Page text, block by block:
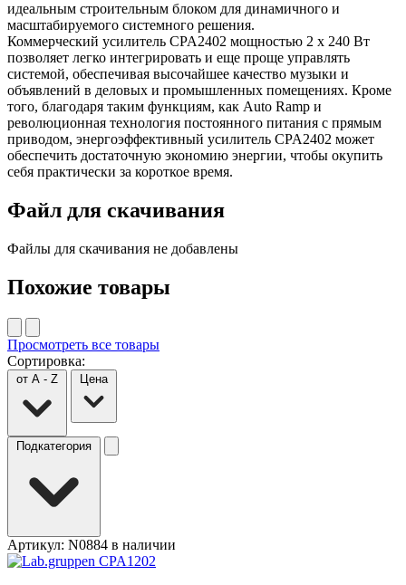
идеальным строительным блоком для динамичного и
масштабируемого системного решения.
Коммерческий усилитель CPA2402 мощностью 2 x 240 Вт
позволяет легко интегрировать и еще проще управлять
системой, обеспечивая высочайшее качество музыки и
объявлений в деловых и промышленных помещениях. Кроме
того, благодаря таким функциям, как Auto Ramp и
революционная технология постоянного питания с прямым
приводом, энергоэффективный усилитель CPA2402 может
обеспечить достаточную экономию энергии, чтобы окупить
себя практически за короткое время.
Файл для скачивания
Файлы для скачивания не добавлены
Похожие товары
Просмотреть все товары
Сортировка:
от A - Z Цена
Подкатегория
Артикул: N0884 в наличии